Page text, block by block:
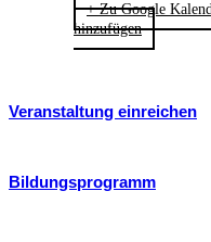
+ Zu Google
hinzufügen
Veranstaltung einreichen
Bildungsprogramm